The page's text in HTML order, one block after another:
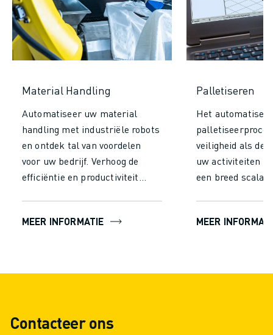
Material Handling
Automatiseer uw material
handling met industriële robots
en ontdek tal van voordelen
voor uw bedrijf. Verhoog de
efficiëntie en productiviteit
handling te verminderen. Laat
constante prestatie en
snellere verwerkingstijden.
MEER INFORMATIE
Palletiseren
Het
veiligheid als de
uw activiteiten
een breed scala
verschillende
zeker van kunt
MEER
Contacteer ons